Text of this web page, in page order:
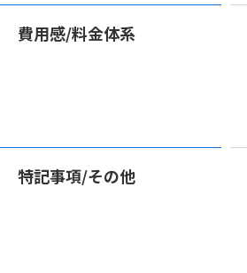
費用感/料金体系
特記事項/その他